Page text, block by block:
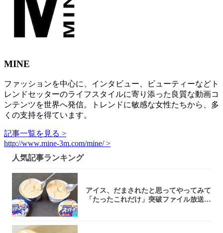
MINE
ファッションを中心に、インタビュー、ビューティーなどト
レンドセッターのライフスタイルに寄り添った良質な動画コ
ンテンツを世界へ発信。トレンドに敏感な女性たちから、多
くの支持を得ています。
記事一覧を見る >
http://www.mine-3m.com/mine/ >
人気記事ランキング
アイス、だまされたと思ってやってみて
「たったこれだけ」突破ファイル放送で